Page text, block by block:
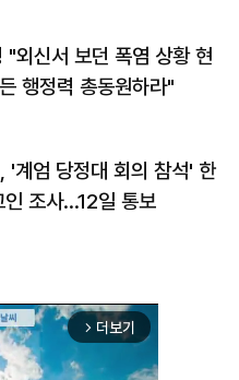
"외신서 보던 폭염 상황 현
행정력 총동원하라"
'계엄 당정대 회의 참석' 한
조사...12일 통보
arrow_forward_ios 더보기